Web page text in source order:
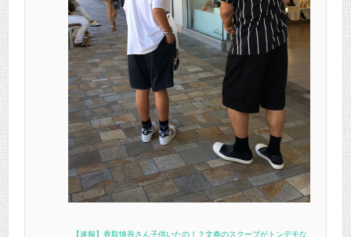
【速報】香取慎吾さん子供いたの！？文春のスクープがトンデモな